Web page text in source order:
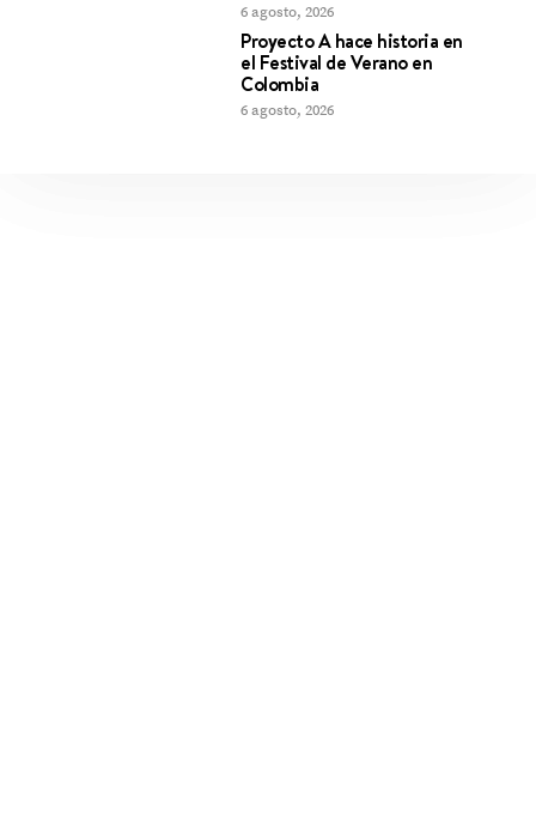
6 agosto, 2026
Proyecto A hace historia en
el Festival de Verano en
Colombia
6 agosto, 2026